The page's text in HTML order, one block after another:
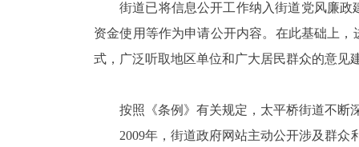
街道已将信息公开工作纳入街道党风廉
资金使用等作为申请公开内容。在此基础上
式，广泛听取地区单位和广大居民群众的意见
按照《条例》有关规定，太平桥街道不断
2009年，街道政府网站主动公开涉及群众